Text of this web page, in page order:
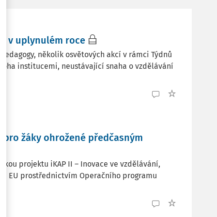
v uplynulém roce
několik osvětových akcí v rámci Týdnů
institucemi, neustávající snaha o vzdělávání
žáky ohrožené předčasným
projektu iKAP II – Inovace ve vzdělávání,
EU prostřednictvím Operačního programu